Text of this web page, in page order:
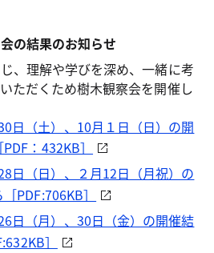
の結果のお知らせ
、理解や学びを深め、一緒に考
ただくため樹木観察会を開催し
日（土）、10月１日（日）の開
：432KB］
日（日）、２月12日（月祝）の
PDF:706KB］
日（月）、30日（金）の開催結
］